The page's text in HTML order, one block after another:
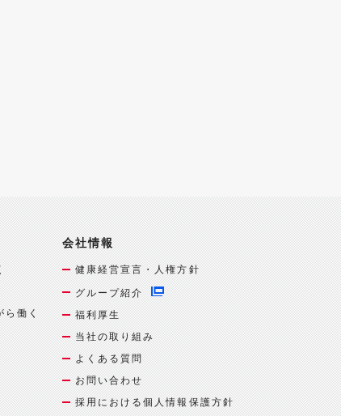
ら働く
会社情報
健康経営宣言・人権方針
グループ紹介
福利厚生
当社の取り組み
よくある質問
お問い合わせ
採用における個人情報保護方針